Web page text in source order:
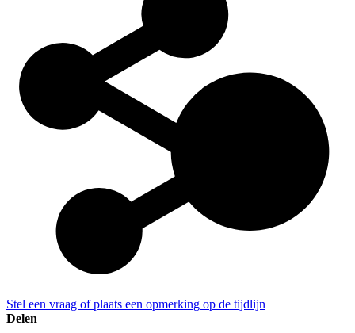
Stel een vraag of plaats een opmerking op de tijdlijn
Delen